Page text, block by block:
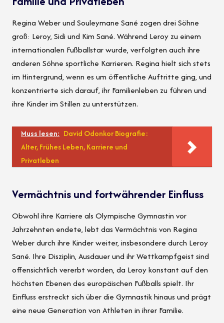
Regina Weber und Souleymane Sané zogen drei Söhne
groß: Leroy, Sidi und Kim Sané. Während Leroy zu einem
internationalen Fußballstar wurde, verfolgten auch ihre
anderen Söhne sportliche Karrieren. Regina hielt sich stets
im Hintergrund, wenn es um öffentliche Auftritte ging, und
konzentrierte sich darauf, ihr Familienleben zu führen und
ihre Kinder im Stillen zu unterstützen.
Muss lesen: David Odonkor Biografie:
Alter, Frühes Leben, Karriere und
Privatleben
Vermächtnis und fortwährender Einfluss
Obwohl ihre Karriere als Olympische Gymnastin vor
Jahrzehnten endete, lebt das Vermächtnis von Regina
Weber durch ihre Kinder weiter, insbesondere durch Leroy
Sané. Ihre Disziplin, Ausdauer und ihr Wettkampfgeist sind
offensichtlich vererbt worden, da Leroy konstant auf den
höchsten Ebenen des europäischen Fußballs spielt. Ihr
Einfluss erstreckt sich über die Gymnastik hinaus und prägt
eine neue Generation von Athleten in ihrer Familie.